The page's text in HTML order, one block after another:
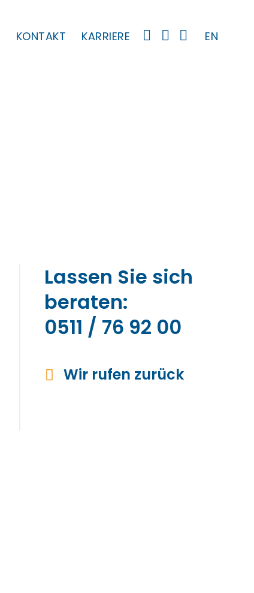
KONTAKT KARRIERE EN
Lassen Sie sich
beraten:
0511 / 76 92 00
Wir rufen zurück